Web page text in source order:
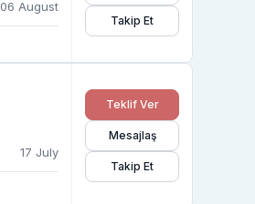
06 August
Takip Et
17 July
Teklif Ver
Mesajlaş
Takip Et